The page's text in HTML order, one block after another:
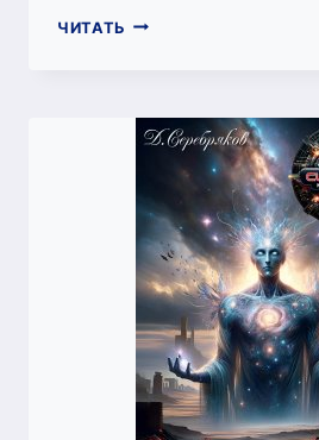
ЧИТАТЬ СИСТЕМА
ЧАСТЬ
ВТОРАЯ
(ДМИТРИЙ
СЕРЕБРЯКОВ)